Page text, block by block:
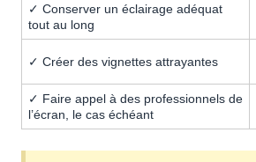
✓ Conserver un éclairage adéquat
tout au long
✓ Créer des vignettes attrayantes
✓ Faire appel à des professionnels de
l’écran, le cas échéant